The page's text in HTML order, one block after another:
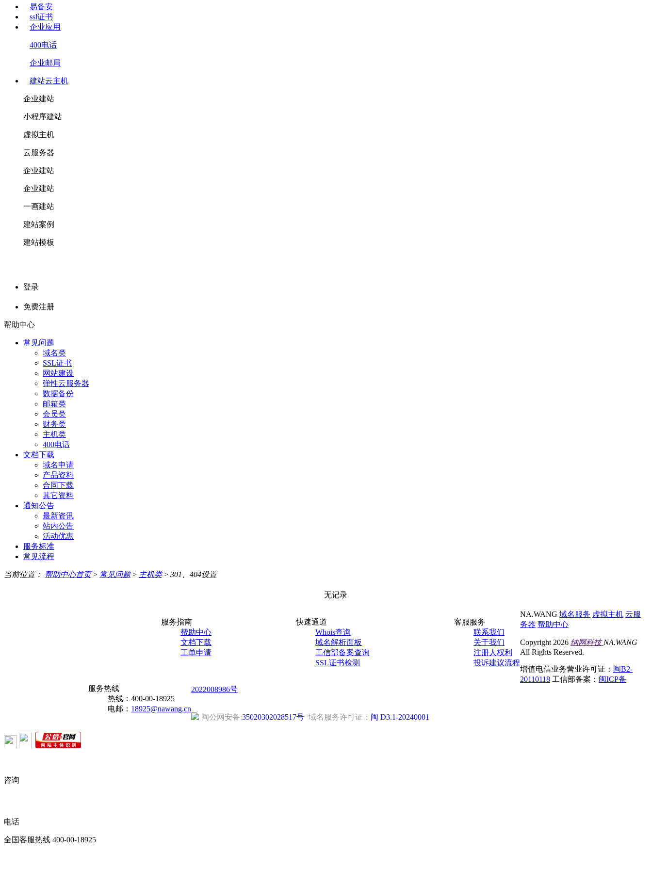
易备安
ssl证书
企业应用
400电话
企业邮局
建站云主机
企业建站
小程序建站
虚拟主机
云服务器
企业建站
企业建站
一画建站
建站案例
建站模板
登录
免费注册
帮助中心
常见问题
域名类
SSL证书
网站建设
弹性云服务器
数据备份
邮箱类
会员类
财务类
主机类
400电话
文档下载
域名申请
产品资料
合同下载
其它资料
通知公告
最新资讯
站内公告
活动优惠
服务标准
常见流程
当前位置： 帮助中心首页> 常见问题> 主机类> 301、404设置
无记录
服务指南
帮助中心
文档下载
工单申请
快速通道
Whois查询
域名解析面板
工信部备案查询
SSL证书检测
客服服务
联系我们
关于我们
注册人权利
投诉建议流程
服务热线
热线： 400-00-18925
电邮： 18925@nawang.cn
NA.WANG 域名服务 虚拟主机 云服
务器 帮助中心
Copyright 2026 纳网科技NA.WANG
All Rights Reserved.
增值电信业务营业许可证： 闽B2-
20110118 工信部备案： 闽ICP备
2022008986号
闽公网安备:35020302028517号 域名服务许可证： 闽 D3.1-20240001
咨询
电话
全国客服热线 400-00-18925